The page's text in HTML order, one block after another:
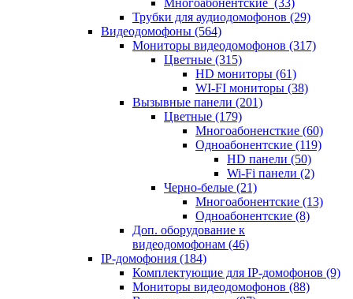
Многоабонентские (33)
Трубки для аудиодомофонов (29)
Видеодомофоны (564)
Мониторы видеодомофонов (317)
Цветные (315)
HD мониторы (61)
WI-FI мониторы (38)
Вызывные панели (201)
Цветные (179)
Многоабоненсткие (60)
Одноабонентские (119)
HD панели (50)
Wi-Fi панели (2)
Черно-белые (21)
Многоабонентские (13)
Одноабонентские (8)
Доп. оборудование к
видеодомофонам (46)
IP-домофония (184)
Комплектующие для IP-домофонов (9)
Мониторы видеодомофонов (88)